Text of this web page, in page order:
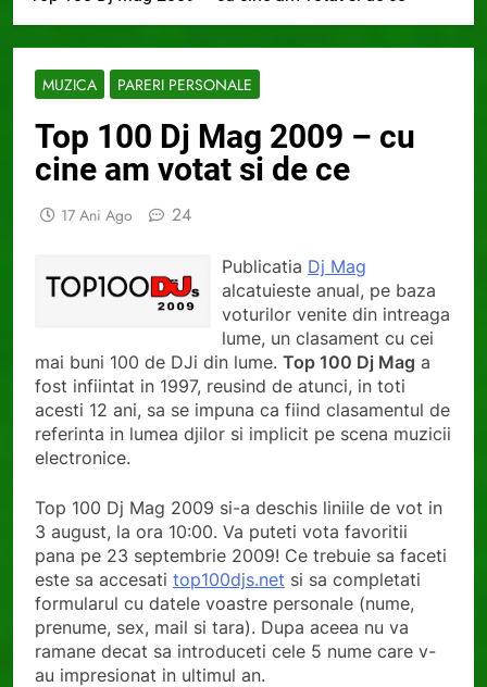
MUZICA PARERI PERSONALE
Top 100 Dj Mag 2009 – cu
cine am votat si de ce
17 Ani Ago 24
Publicatia Dj Mag
alcatuieste anual, pe baza
voturilor venite din intreaga
lume, un clasament cu cei
mai buni 100 de DJi din lume. Top 100 Dj Mag a
fost infiintat in 1997, reusind de atunci, in toti
acesti 12 ani, sa se impuna ca fiind clasamentul de
referinta in lumea djilor si implicit pe scena muzicii
electronice.
Top 100 Dj Mag 2009 si-a deschis liniile de vot in
3 august, la ora 10:00. Va puteti vota favoritii
pana pe 23 septembrie 2009! Ce trebuie sa faceti
este sa accesati top100djs.net si sa completati
formularul cu datele voastre personale (nume,
prenume, sex, mail si tara). Dupa aceea nu va
ramane decat sa introduceti cele 5 nume care v-
au impresionat in ultimul an.